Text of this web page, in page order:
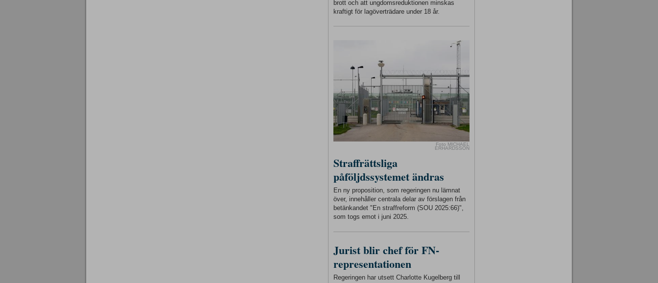
brott och att ungdomsreduktionen minskas
kraftigt för lagöverträdare under 18 år.
Foto MICHAEL
ERHARDSSON
Straffrättsliga
påföljdssystemet ändras
En ny proposition, som regeringen nu lämnat
över, innehåller centrala delar av förslagen från
betänkandet "En straffreform (SOU 2025:66)",
som togs emot i juni 2025.
Jurist blir chef för FN-
representationen
Regeringen har utsett Charlotte Kugelberg till